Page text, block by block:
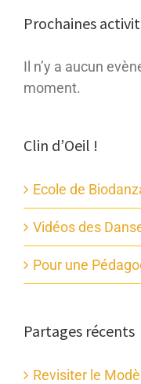
Prochaines
Il n’y a aucun
moment.
Clin d’Oeil !
Ecole de
Vidéos des
Pour une
Partages récents
Revisiter le